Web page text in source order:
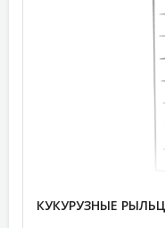
КУКУРУЗНЫЕ